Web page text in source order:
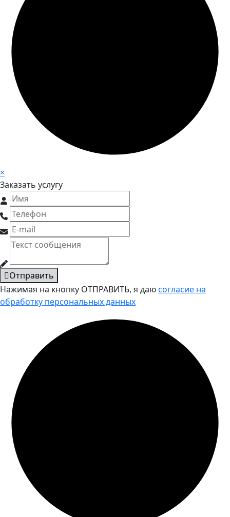
×
Заказать услугу
Отправить
Нажимая на кнопку ОТПРАВИТЬ, я даюсогласие на
обработку персональных данных